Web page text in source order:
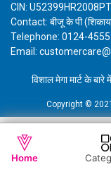
WISHLIST
CIN:
Contact: बीजू के पी
Telephone: 0124-
Email:
विशाल मेगा मार्ट के बारे
Copyright ©
Home